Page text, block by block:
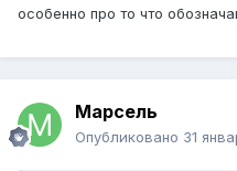
особенно про то что
Марсель
Опубликовано 31